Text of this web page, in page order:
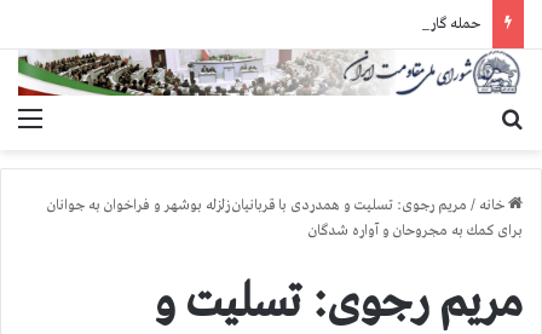
خانه / مریم رجوی: تسلیت و همدردی با قربانیان زلزله بوشهر و فراخوان به جوانان
برای كمك به مجروحان و آواره شدگان
مریم رجوی: تسلیت و